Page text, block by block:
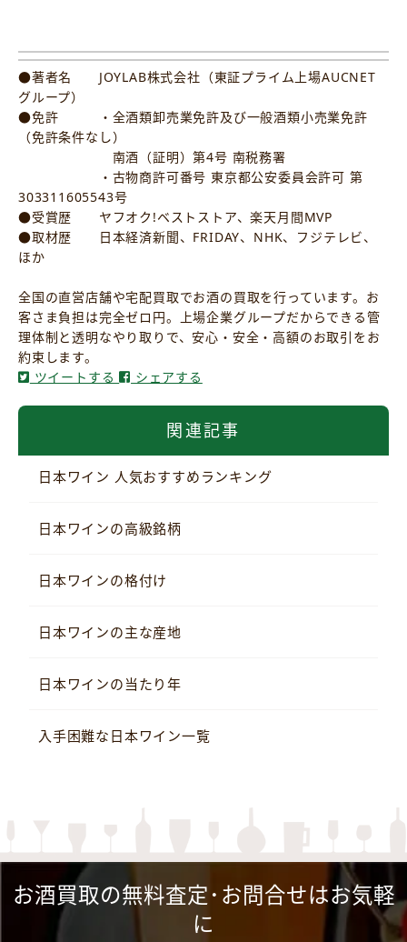
●著者名 JOYLAB株式会社（東証プライム上場AUCNET
グループ）
●免許 ・全酒類卸売業免許及び一般酒類小売業免許
（免許条件なし）
南酒（証明）第4号 南税務署
・古物商許可番号 東京都公安委員会許可 第
303311605543号
●受賞歴 ヤフオク!ベストストア、楽天月間MVP
●取材歴 日本経済新聞、FRIDAY、NHK、フジテレビ、
ほか
全国の直営店舗や宅配買取でお酒の買取を行っています。お
客さま負担は完全ゼロ円。上場企業グループだからできる管
理体制と透明なやり取りで、安心・安全・高額のお取引をお
約束します。
ツイートする
シェアする
関連記事
日本ワイン 人気おすすめランキング
日本ワインの高級銘柄
日本ワインの格付け
日本ワインの主な産地
日本ワインの当たり年
入手困難な日本ワイン一覧
お酒買取の無料査定･お問合せはお気軽
に